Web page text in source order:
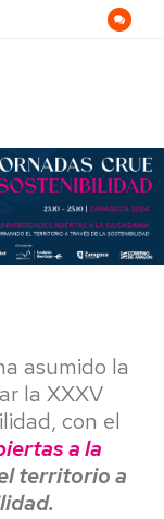
asumido la
la XXXV
con el
a la
territorio a